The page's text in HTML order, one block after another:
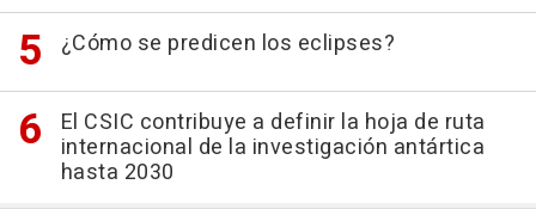
¿Cómo se predicen los eclipses?
El CSIC contribuye a definir la hoja de ruta
internacional de la investigación antártica
hasta 2030